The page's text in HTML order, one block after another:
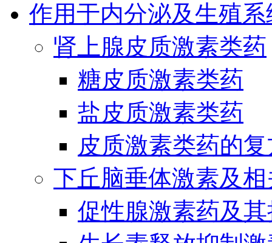
作用于内分泌及生殖
肾上腺皮质激素类药
糖皮质激素类药
盐皮质激素类药
皮质激素类药的
下丘脑垂体激素及
促性腺激素药及